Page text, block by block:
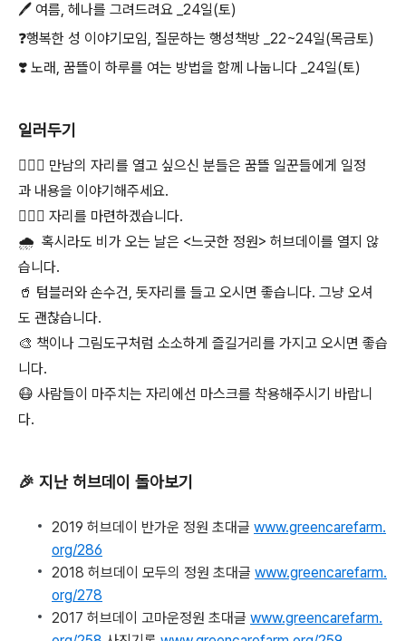
🖊 여름, 헤나를 그려드려요 _24일(토)
❓행복한 성 이야기모임, 질문하는 행성책방 _22~24일(목금토)
❣️ 노래, 꿈뜰이 하루를 여는 방법을 함께 나눕니다 _24일(토)
일러두기
🙋🏻‍♂️ 만남의 자리를 열고 싶으신 분들은 꿈뜰 일꾼들에게 일정
과 내용을 이야기해주세요.
🙋🏻‍♀️ 자리를 마련하겠습니다.
🌧 혹시라도 비가 오는 날은 <느긋한 정원> 허브데이를 열지 않
습니다.
🥤 텀블러와 손수건, 돗자리를 들고 오시면 좋습니다. 그냥 오셔
도 괜찮습니다.
🎨 책이나 그림도구처럼 소소하게 즐길거리를 가지고 오시면 좋습
니다.
😷 사람들이 마주치는 자리에선 마스크를 착용해주시기 바랍니
다.
🎉 지난 허브데이 돌아보기
2019 허브데이 반가운 정원 초대글 www.greencarefarm.
org/286
2018 허브데이 모두의 정원 초대글 www.greencarefarm.
org/278
2017 허브데이 고마운정원 초대글 www.greencarefarm.